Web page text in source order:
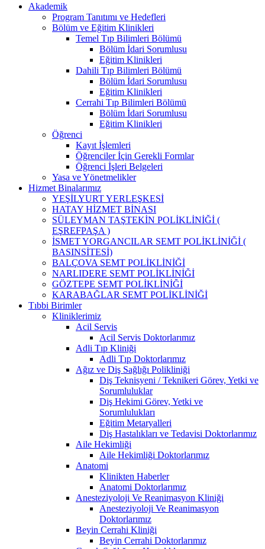
Akademik
Program Tanıtımı ve Hedefleri
Bölüm ve Eğitim Klinikleri
Temel Tıp Bilimleri Bölümü
Bölüm İdari Sorumlusu
Eğitim Klinikleri
Dahili Tıp Bilimleri Bölümü
Bölüm İdari Sorumlusu
Eğitim Klinikleri
Cerrahi Tıp Bilimleri Bölümü
Bölüm İdari Sorumlusu
Eğitim Klinikleri
Öğrenci
Kayıt İşlemleri
Öğrenciler İçin Gerekli Formlar
Öğrenci İşleri Belgeleri
Yasa ve Yönetmelikler
Hizmet Binalarımız
YEŞİLYURT YERLEŞKESİ
HATAY HİZMET BİNASI
SÜLEYMAN TAŞTEKİN POLİKLİNİĞİ (
EŞREFPAŞA )
İSMET YORGANCILAR SEMT POLİKLİNİĞİ (
BASINSİTESİ)
BALÇOVA SEMT POLİKLİNİĞİ
NARLIDERE SEMT POLİKLİNİĞİ
GÖZTEPE SEMT POLİKLİNİĞİ
KARABAĞLAR SEMT POLİKLİNİĞİ
Tıbbi Birimler
Kliniklerimiz
Acil Servis
Acil Servis Doktorlarımız
Adli Tıp Kliniği
Adli Tıp Doktorlarımız
Ağız ve Diş Sağlığı Polikliniği
Diş Teknisyeni / Teknikeri Görev, Yetki ve
Sorumluluklar
Diş Hekimi Görev, Yetki ve
Sorumlulukları
Eğitim Metaryalleri
Diş Hastalıkları ve Tedavisi Doktorlarımız
Aile Hekimliği
Aile Hekimliği Doktorlarımız
Anatomi
Klinikten Haberler
Anatomi Doktorlarımız
Anesteziyoloji Ve Reanimasyon Kliniği
Anesteziyoloji Ve Reanimasyon
Doktorlarımız
Beyin Cerrahi Kliniği
Beyin Cerrahi Doktorlarımız